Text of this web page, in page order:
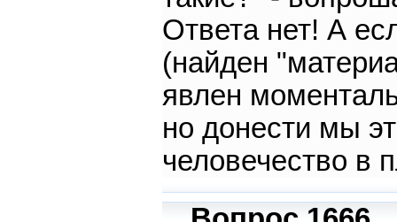
Ответа нет! А
(найден
явлен
но донести мы
человечество в